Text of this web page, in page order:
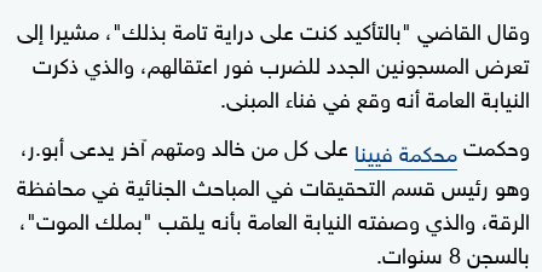
وقال القاضي "بالتأكيد كنت على ⁠دراية تامة بذلك"، ​مشيرا إلى
تعرض المسجونين الجدد للضرب فور اعتقالهم، والذي ذكرت
النيابة العامة أنه وقع في فناء المبنى.
وحكمتمحكمة فيينا ​على كل من خالد ومتهم آخر يدعى أبو.ر،
وهو رئيس قسم التحقيقات في المباحث الجنائية في محافظة
الرقة، والذي وصفته النيابة العامة بأنه يلقب "بملك الموت"،
بالسجن 8 سنوات.